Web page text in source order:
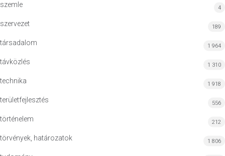
szemle 4
szervezet 189
társadalom 1 964
távközlés 1 310
technika 1 918
területfejlesztés 556
történelem 212
törvények, határozatok 1 806